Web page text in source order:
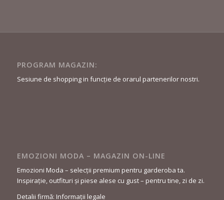
PROGRAM MAGAZIN:
Sesiune de shopping in funcție de orarul partenerilor nostri.
EMOZIONI MODA – MAGAZIN ON-LINE
Emozioni Moda – selecții premium pentru garderoba ta.
Inspirație, outfituri și piese alese cu gust – pentru tine, zi de zi.
Detalii firmă: Informații legale